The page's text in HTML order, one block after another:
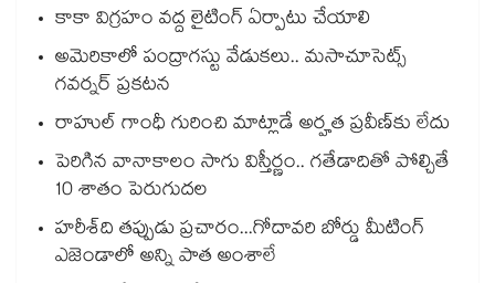
కాకా విగ్రహం వద్ద లైటింగ్ ఏర్పాటు చేయాలి
అమెరికాలో పంద్రాగస్టు వేడుకలు.. మసాచూసెట్స్
గవర్నర్ ప్రకటన
రాహుల్ గాంధీ గురించి మాట్లాడే అర్హత ప్రవీణ్‌‌‌‌కు లేదు
పెరిగిన వానాకాలం సాగు విస్తీర్ణం.. గతేడాదితో పోల్చితే
10 శాతం పెరుగుదల
హరీశ్‌‌‌‌ది తప్పుడు ప్రచారం...గోదావరి బోర్డు మీటింగ్
ఎజెండాలో అన్ని పాత అంశాలే